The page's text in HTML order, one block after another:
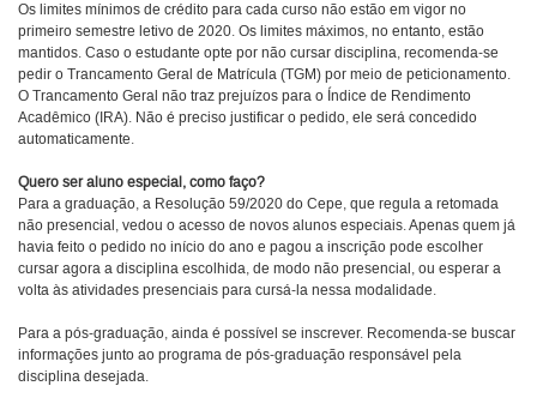
Os limites mínimos de crédito para cada curso não estão em vigor no
primeiro semestre letivo de 2020. Os limites máximos, no entanto, estão
mantidos. Caso o estudante opte por não cursar disciplina, recomenda-se
pedir o Trancamento Geral de Matrícula (TGM) por meio de peticionamento.
O Trancamento Geral não traz prejuízos para o Índice de Rendimento
Acadêmico (IRA). Não é preciso justificar o pedido, ele será concedido
automaticamente.
Quero ser aluno especial, como faço?
Para a graduação, a Resolução 59/2020 do Cepe, que regula a retomada
não presencial, vedou o acesso de novos alunos especiais. Apenas quem já
havia feito o pedido no início do ano e pagou a inscrição pode escolher
cursar agora a disciplina escolhida, de modo não presencial, ou esperar a
volta às atividades presenciais para cursá-la nessa modalidade.
Para a pós-graduação, ainda é possível se inscrever. Recomenda-se buscar
informações junto ao programa de pós-graduação responsável pela
disciplina desejada.